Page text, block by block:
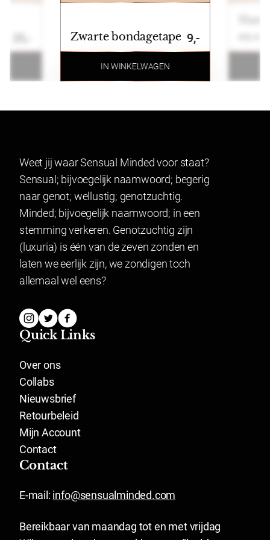
Wij ondersteunen de volgende betaalmogelijkheden:
Ideal, Bancontact, Klarna, Credit card, Paypal en
gebruik van onze retourformulier. In verband met
hygiëne kunnen producten waarvan het zegel
verbroken is niet geretourneerd worden. Dit geldt ook
voor gesealde artikelen.
Lingerie mag gepast worden en indien het niet past
geretourneerd worden.
Zwarte bondagetape 9,-
IN WINKELWAGEN
Weet jij waar Sensual Minded voor staat?
Sensual; bijvoegelijk naamwoord; begerig
naar genot; wellustig; genotzuchtig.
Minded; bijvoegelijk naamwoord; in een
stemming verkeren. Genotzuchtig zijn
(luxuria) is één van de zeven zonden en
laten we eerlijk zijn, we zondigen toch
allemaal wel eens?
Quick Links
Over ons
Collabs
Nieuwsbrief
Retourbeleid
Mijn Account
Contact
Contact
E-mail: info@sensualminded.com
Bereikbaar van maandag tot en met vrijdag